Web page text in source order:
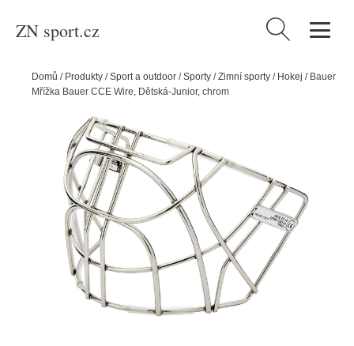
ZN sport.cz Vyhledávání
Domů / Produkty /Sport a outdoor /Sporty /Zimní sporty / Hokej / Bauer
Mřížka Bauer CCE Wire, Dětská-Junior, chrom